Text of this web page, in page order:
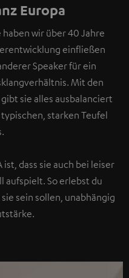
Europa
wir über 40 Jahre
einfließen
Speaker für ein
Mit den
sie alles ausbalanciert
starken Teufel
dass sie auch bei leiser
So erlebst du
sein sollen, unabhängig